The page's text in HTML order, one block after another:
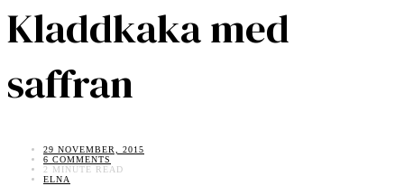
Kladdkaka med
saffran
29 NOVEMBER, 2015
6 COMMENTS
2 MINUTE READ
ELNA